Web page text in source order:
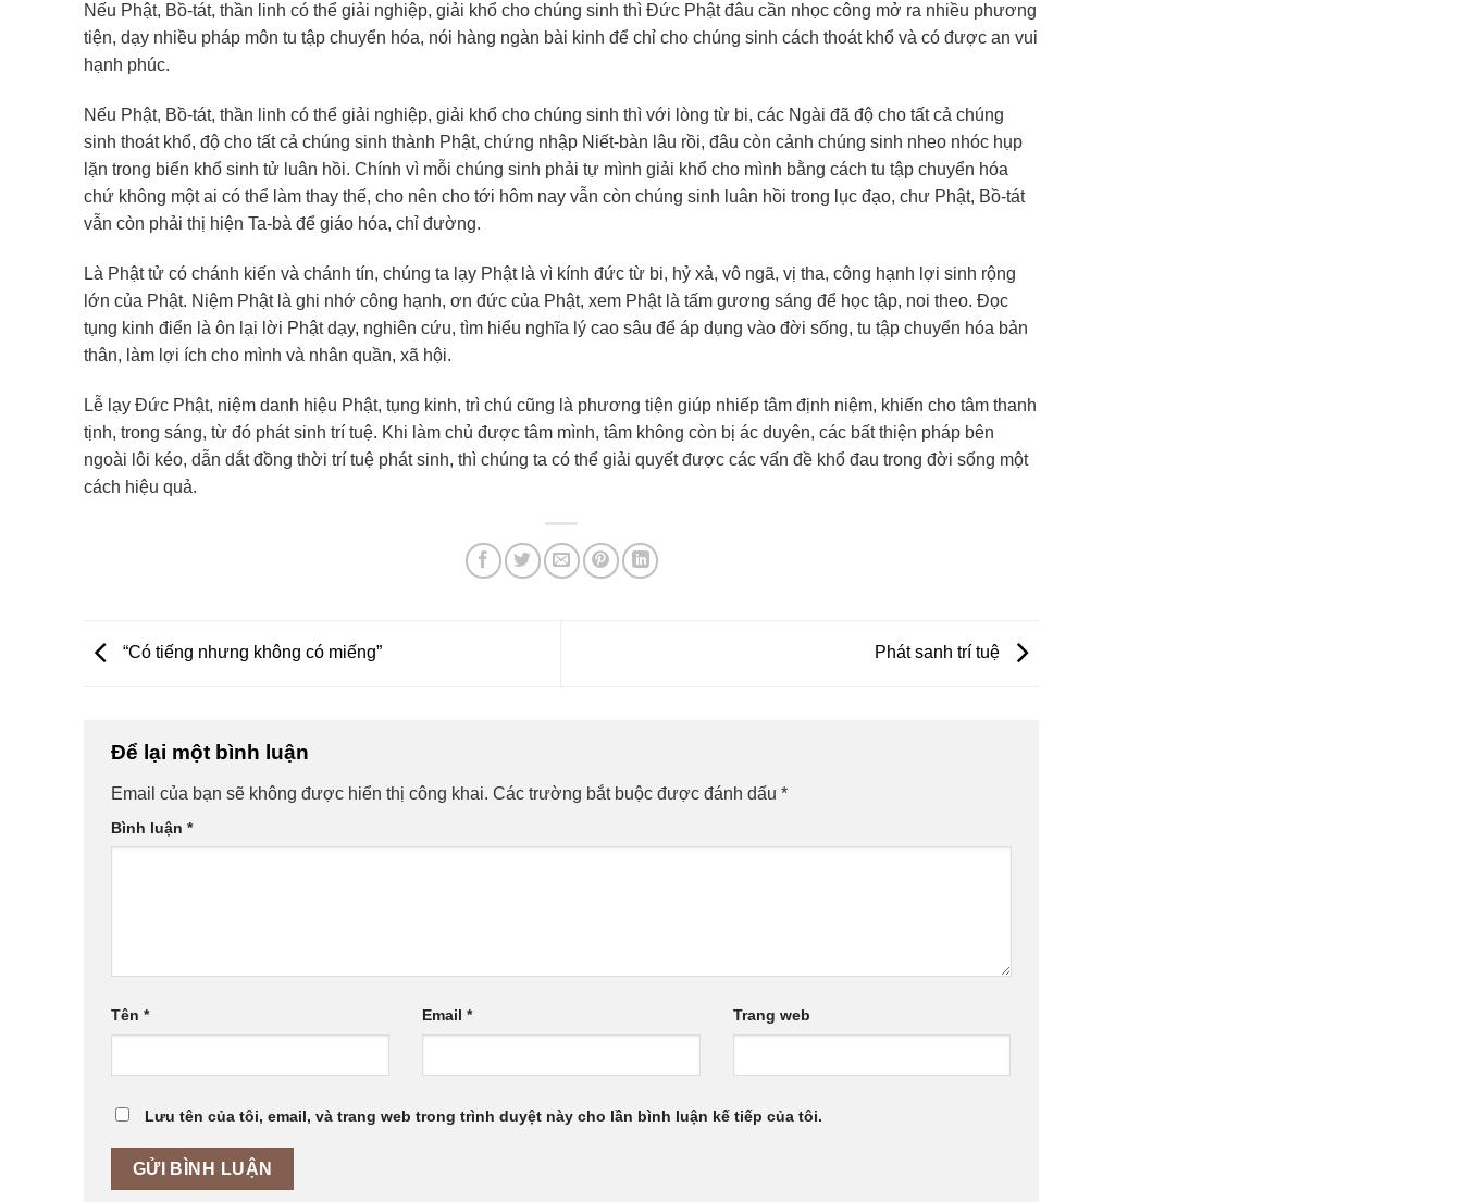
Nếu Phật, Bồ-tát, thần linh có thể giải nghiệp, giải khổ cho chúng sinh thì Đức Phật đâu cần nhọc công mở ra nhiều phương
tiện, dạy nhiều pháp môn tu tập chuyển hóa, nói hàng ngàn bài kinh để chỉ cho chúng sinh cách thoát khổ và có được an vui
hạnh phúc.
Nếu Phật, Bồ-tát, thần linh có thể giải nghiệp, giải khổ cho chúng sinh thì với lòng từ bi, các Ngài đã độ cho tất cả chúng
sinh thoát khổ, độ cho tất cả chúng sinh thành Phật, chứng nhập Niết-bàn lâu rồi, đâu còn cảnh chúng sinh nheo nhóc hụp
lặn trong biển khổ sinh tử luân hồi. Chính vì mỗi chúng sinh phải tự mình giải khổ cho mình bằng cách tu tập chuyển hóa
chứ không một ai có thể làm thay thế, cho nên cho tới hôm nay vẫn còn chúng sinh luân hồi trong lục đạo, chư Phật, Bồ-tát
vẫn còn phải thị hiện Ta-bà để giáo hóa, chỉ đường.
Là Phật tử có chánh kiến và chánh tín, chúng ta lạy Phật là vì kính đức từ bi, hỷ xả, vô ngã, vị tha, công hạnh lợi sinh rộng
lớn của Phật. Niệm Phật là ghi nhớ công hạnh, ơn đức của Phật, xem Phật là tấm gương sáng để học tập, noi theo. Đọc
tụng kinh điển là ôn lại lời Phật dạy, nghiên cứu, tìm hiểu nghĩa lý cao sâu để áp dụng vào đời sống, tu tập chuyển hóa bản
thân, làm lợi ích cho mình và nhân quần, xã hội.
Lễ lạy Đức Phật, niệm danh hiệu Phật, tụng kinh, trì chú cũng là phương tiện giúp nhiếp tâm định niệm, khiến cho tâm thanh
tịnh, trong sáng, từ đó phát sinh trí tuệ. Khi làm chủ được tâm mình, tâm không còn bị ác duyên, các bất thiện pháp bên
ngoài lôi kéo, dẫn dắt đồng thời trí tuệ phát sinh, thì chúng ta có thể giải quyết được các vấn đề khổ đau trong đời sống một
cách hiệu quả.
“Có tiếng nhưng không có miếng” Phát sanh trí tuệ
Để lại một bình luận
Email của bạn sẽ không được hiển thị công khai. Các trường bắt buộc được đánh dấu *
Bình luận *
Tên * Email * Trang web
Lưu tên của tôi, email, và trang web trong trình duyệt này cho lần bình luận kế tiếp của tôi.